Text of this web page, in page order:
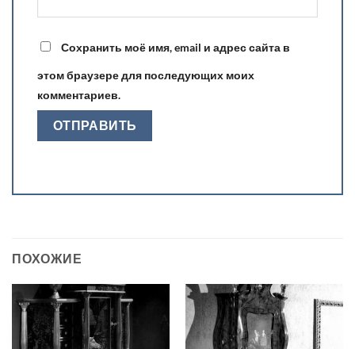
Сохранить моё имя, email и адрес сайта в
этом браузере для последующих моих
комментариев.
ПОХОЖИЕ